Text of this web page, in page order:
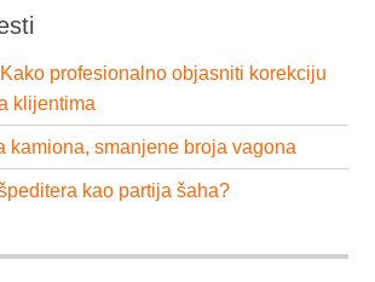
profesionalno objasniti korekciju
klijentima
kamiona, smanjene broja vagona
kao partija šaha?